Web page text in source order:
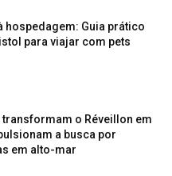
hospedagem: Guia prático
para viajar com pets
o Réveillon em
a busca por
em alto-mar